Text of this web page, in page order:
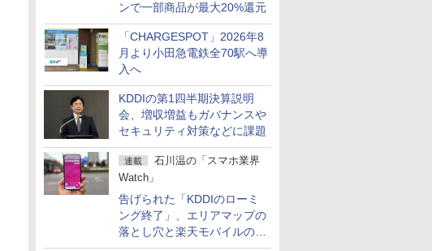
ンで一部商品が最大20%還元
「CHARGESPOT」2026年8
月より小田急電鉄全70駅へ導
入へ
KDDIの第1四半期決算説明
会、増収増益もガバナンスや
セキュリティ対策などに課題
連載
石川温の「スマホ業界
Watch」
告げられた「KDDIのローミ
ング終了」、エリアマップの
落とし穴と楽天モバイルの課
題